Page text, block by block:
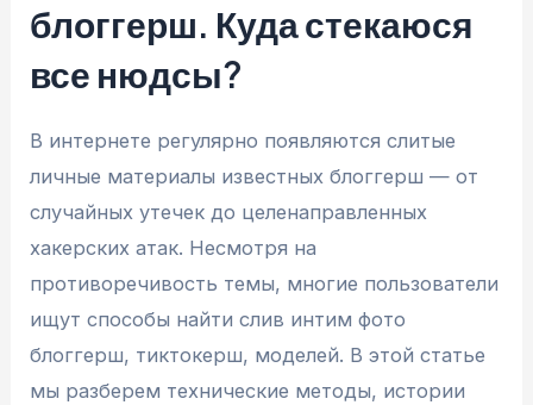
блоггерш. Куда стекаюся
все нюдсы?
В интернете регулярно появляются слитые
личные материалы известных блоггерш — от
случайных утечек до целенаправленных
хакерских атак. Несмотря на
противоречивость темы, многие пользователи
ищут способы найти слив интим фото
блоггерш, тиктокерш, моделей. В этой статье
мы разберем технические методы, истории